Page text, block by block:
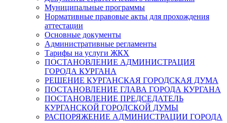
Муниципальные программы
Нормативные правовые акты для прохождения
аттестации
Основные документы
Административные регламенты
Тарифы на услуги ЖКХ
ПОСТАНОВЛЕНИЕ АДМИНИСТРАЦИЯ
ГОРОДА КУРГАНА
РЕШЕНИЕ КУРГАНСКАЯ ГОРОДСКАЯ ДУМА
ПОСТАНОВЛЕНИЕ ГЛАВА ГОРОДА КУРГАНА
ПОСТАНОВЛЕНИЕ ПРЕДСЕДАТЕЛЬ
КУРГАНСКОЙ ГОРОДСКОЙ ДУМЫ
РАСПОРЯЖЕНИЕ АДМИНИСТРАЦИИ ГОРОДА